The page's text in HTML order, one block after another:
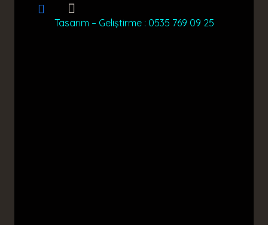
Tasarım – Geliştirme : 0535 769 09 25